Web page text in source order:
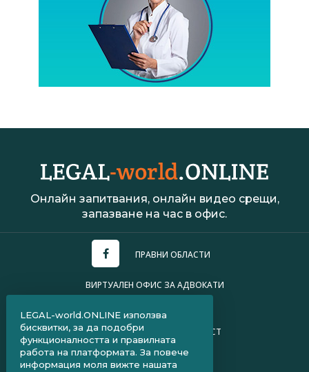
Онлайн запитвания, онлайн видео срещи,
запазване на час в офис.
ПРАВНИ ОБЛАСТИ
ВИРТУАЛЕН ОФИС ЗА АДВОКАТИ
ПОЛИТИКА ЗА ПОВЕРИТЕЛНОСТ
ЧЗВ ЗА КЛИЕНТИ
LEGAL-world.ONLINE използва
бисквитки, за да подобри
функционалността и правилната
работа на платформата. За повече
информация моля вижте нашата